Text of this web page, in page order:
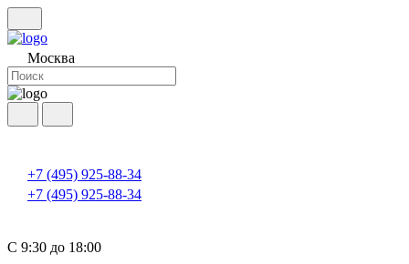
Москва
+7 (495) 925-88-34
+7 (495) 925-88-34
С 9:30 до 18:00